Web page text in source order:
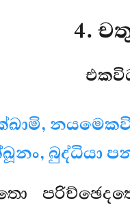
4.
බුද්ධියා